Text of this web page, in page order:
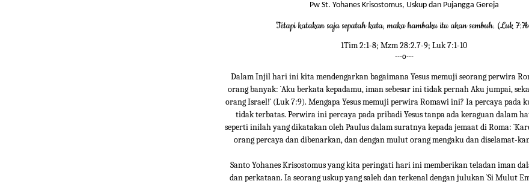
Pw St. Yohanes Krisostomus, Uskup dan Pujangga Gereja
Tetapi katakan saja sepatah kata, maka hambaku itu akan sembuh. (Luk
1Tim 2:1-8; Mzm 28:2.7-9; Luk 7:1-10
---o---
Dalam Injil hari ini kita mendengarkan bagaimana Yesus memuji seorang perwira
orang banyak: `Aku berkata kepadamu, iman sebesar ini tidak pernah Aku jumpai,
orang Israel!` (Luk 7:9). Mengapa Yesus memuji perwira Romawi ini? Ia percaya pada
tidak terbatas. Perwira ini percaya pada pribadi Yesus tanpa ada keraguan dalam
seperti inilah yang dikatakan oleh Paulus dalam suratnya kepada jemaat di Roma:
orang percaya dan dibenarkan, dan dengan mulut orang mengaku dan diselamat-
Santo Yohanes Krisostomus yang kita peringati hari ini memberikan teladan iman
dan perkataan. Ia seorang uskup yang saleh dan terkenal dengan julukan `Si Mulut